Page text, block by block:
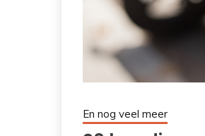
En nog veel meer